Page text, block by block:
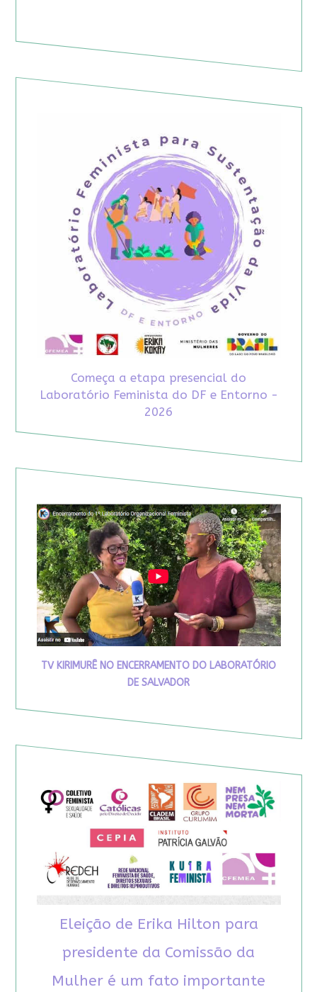
Começa a etapa presencial do
Laboratório Feminista do DF e Entorno -
2026
TV KIRIMURÊ NO ENCERRAMENTO DO LABORATÓRIO
DE SALVADOR
Eleição de Erika Hilton para
presidente da Comissão da
Mulher é um fato importante